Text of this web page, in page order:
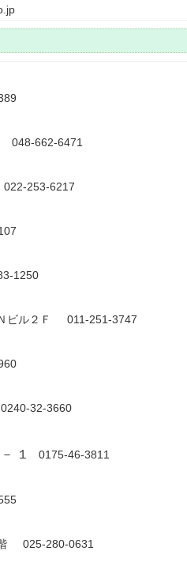
048-662-6471
253-6217
1250
ビル２Ｆ 011-251-3747
32-3660
１
0175-46-3811
025-280-0631